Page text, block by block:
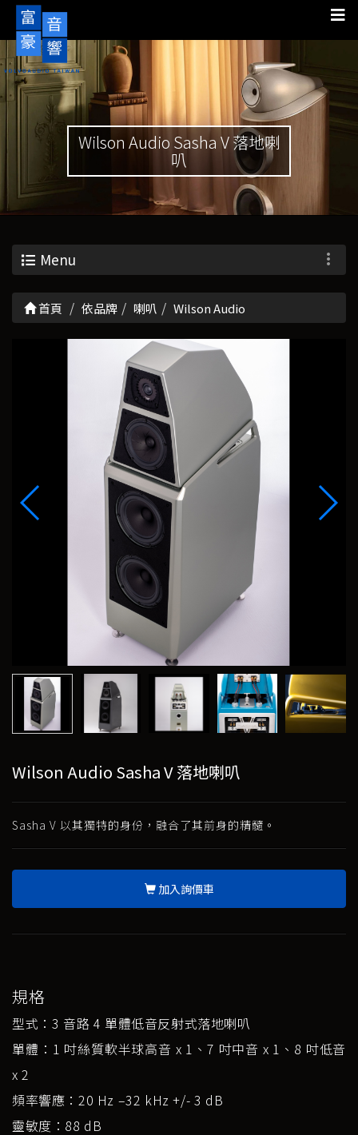
Wilson Audio Sasha V 落地喇
叭
Menu
首頁 依品牌 喇叭 Wilson Audio
Wilson Audio Sasha V 落地喇叭
Sasha V 以其獨特的身份，融合了其前身的精髓。
加入詢價車
規格
型式：3 音路 4 單體低音反射式落地喇叭
單體：1 吋絲質軟半球高音 x 1、7 吋中音 x 1、8 吋低音
x 2
頻率響應：20 Hz –32 kHz +/- 3 dB
靈敏度：88 dB